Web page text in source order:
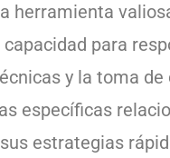
herramienta
para
y la toma
específicas
estrategias